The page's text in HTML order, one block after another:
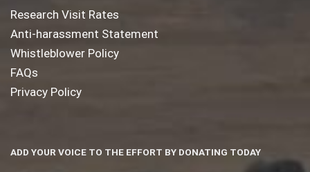
Research Visit Rates
Anti-harassment Statement
Whistleblower Policy
FAQs
Privacy Policy
ADD YOUR VOICE TO THE EFFORT BY DONATING TODAY